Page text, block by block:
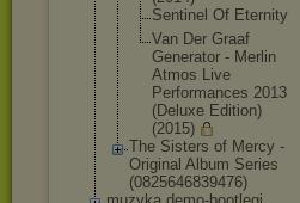
Sentinel Of Eternity
Van Der Graaf
Generator - Merlin
Atmos Live
Performances 2013
(Deluxe Edition)
(2015)
The Sisters of Mercy -
Original Album Series
(0825646839476)